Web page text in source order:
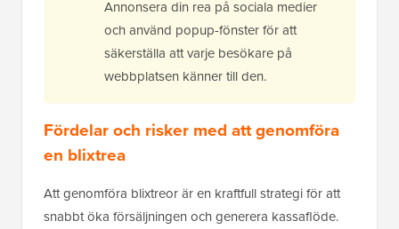
Annonsera din rea på sociala medier
och använd popup-fönster för att
säkerställa att varje besökare på
webbplatsen känner till den.
Fördelar och risker med att genomföra
en blixtrea
Att genomföra blixtreor är en kraftfull strategi för att
snabbt öka försäljningen och generera kassaflöde.